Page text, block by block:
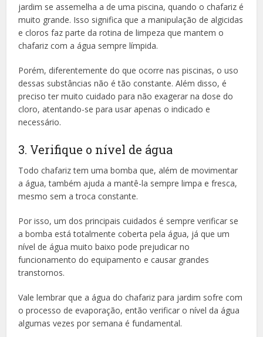
jardim se assemelha a de uma piscina, quando o chafariz é
muito grande. Isso significa que a manipulação de algicidas
e cloros faz parte da rotina de limpeza que mantem o
chafariz com a água sempre límpida.
Porém, diferentemente do que ocorre nas piscinas, o uso
dessas substâncias não é tão constante. Além disso, é
preciso ter muito cuidado para não exagerar na dose do
cloro, atentando-se para usar apenas o indicado e
necessário.
3. Verifique o nível de água
Todo chafariz tem uma bomba que, além de movimentar
a água, também ajuda a mantê-la sempre limpa e fresca,
mesmo sem a troca constante.
Por isso, um dos principais cuidados é sempre verificar se
a bomba está totalmente coberta pela água, já que um
nível de água muito baixo pode prejudicar no
funcionamento do equipamento e causar grandes
transtornos.
Vale lembrar que a água do chafariz para jardim sofre com
o processo de evaporação, então verificar o nível da água
algumas vezes por semana é fundamental.